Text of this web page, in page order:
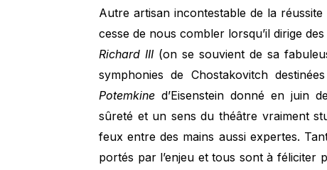
Autre artisan incontestable de la
cesse de nous combler lorsqu’il dirige
Richard III (on se souvient de sa
symphonies de Chostakovitch
Potemkine d’Eisenstein donné en juin
sûreté et un sens du théâtre vraiment
feux entre des mains aussi expertes.
portés par l’enjeu et tous sont à féliciter